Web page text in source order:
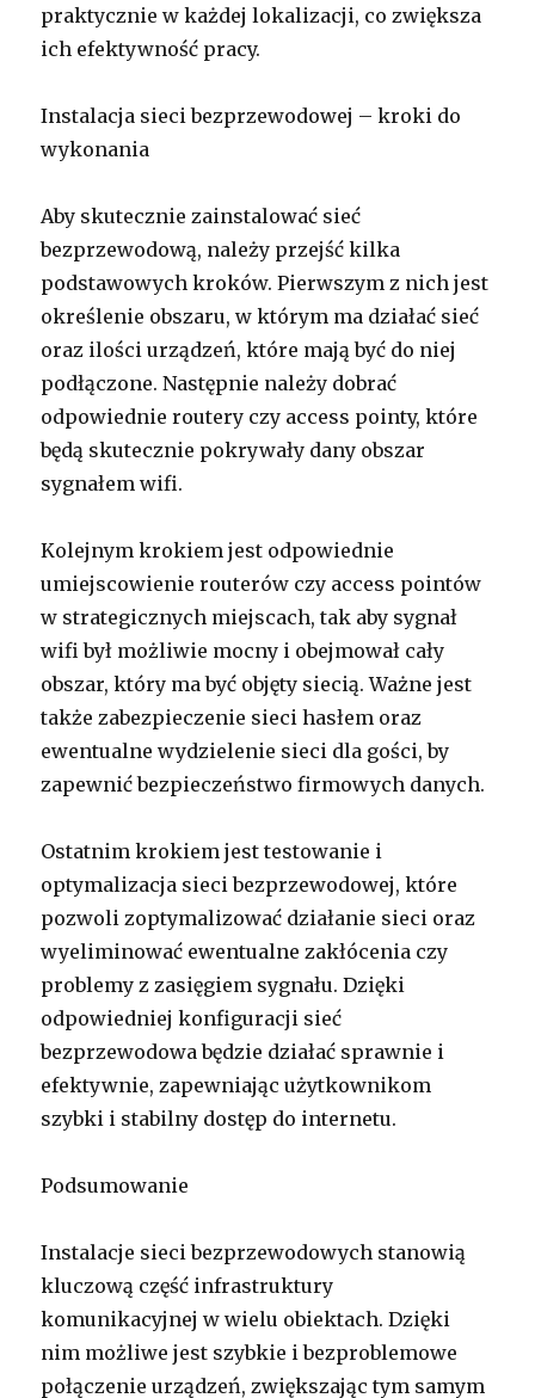
praktycznie w każdej lokalizacji, co zwiększa
ich efektywność pracy.
Instalacja sieci bezprzewodowej – kroki do
wykonania
Aby skutecznie zainstalować sieć
bezprzewodową, należy przejść kilka
podstawowych kroków. Pierwszym z nich jest
określenie obszaru, w którym ma działać sieć
oraz ilości urządzeń, które mają być do niej
podłączone. Następnie należy dobrać
odpowiednie routery czy access pointy, które
będą skutecznie pokrywały dany obszar
sygnałem wifi.
Kolejnym krokiem jest odpowiednie
umiejscowienie routerów czy access pointów
w strategicznych miejscach, tak aby sygnał
wifi był możliwie mocny i obejmował cały
obszar, który ma być objęty siecią. Ważne jest
także zabezpieczenie sieci hasłem oraz
ewentualne wydzielenie sieci dla gości, by
zapewnić bezpieczeństwo firmowych danych.
Ostatnim krokiem jest testowanie i
optymalizacja sieci bezprzewodowej, które
pozwoli zoptymalizować działanie sieci oraz
wyeliminować ewentualne zakłócenia czy
problemy z zasięgiem sygnału. Dzięki
odpowiedniej konfiguracji sieć
bezprzewodowa będzie działać sprawnie i
efektywnie, zapewniając użytkownikom
szybki i stabilny dostęp do internetu.
Podsumowanie
Instalacje sieci bezprzewodowych stanowią
kluczową część infrastruktury
komunikacyjnej w wielu obiektach. Dzięki
nim możliwe jest szybkie i bezproblemowe
połączenie urządzeń, zwiększając tym samym